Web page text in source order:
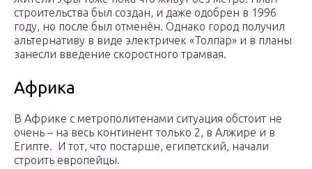
строительства был создан, и даже одобрен в 1996
году, но после был отменён. Однако город получил
альтернативу в виде электричек «Толпар» и в планы
занесли введение скоростного трамвая.
Африка
В Африке с метрополитенами ситуация обстоит не
очень – на весь континент только 2, в Алжире и в
Египте. И тот, что постарше, египетский, начали
строить европейцы.